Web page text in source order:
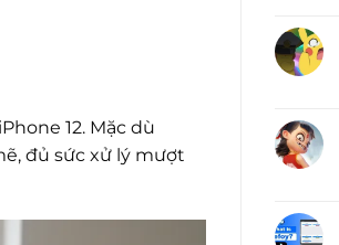
12. Mặc dù
đủ sức xử lý mượt